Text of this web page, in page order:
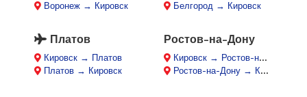
Воронеж → Кировск
Белгород → Кировск
Платов
Кировск → Платов
Платов → Кировск
Ростов-на-Дону
Кировск → Ростов-на-Дону
Ростов-на-Дону → Кировск